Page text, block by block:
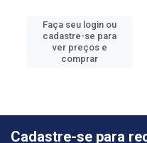
Faça seu login ou
cadastre-se para
ver preços e
comprar
Cadastre-se para